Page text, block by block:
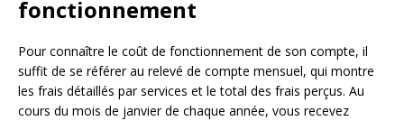
fonctionnement
Pour connaître le coût de fonctionnement de son compte, il
suffit de se référer au relevé de compte mensuel, qui montre
les frais détaillés par services et le total des frais perçus. Au
cours du mois de janvier de chaque année, vous recevez